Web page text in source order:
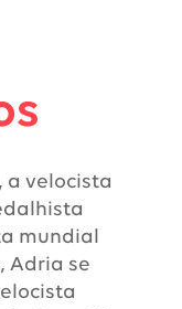
a velocista
mundial
Adria se